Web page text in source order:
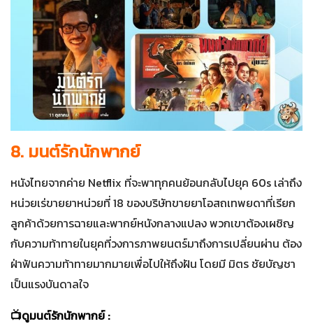
8. มนต์รักนักพากย์
หนังไทยจากค่าย Netflix ที่จะพาทุกคนย้อนกลับไปยุค 60s เล่าถึง
หน่วยเร่ขายยาหน่วยที่ 18 ของบริษัทขายยาโอสถเทพยดาที่เรียก
ลูกค้าด้วยการฉายและพากย์หนังกลางแปลง พวกเขาต้องเผชิญ
กับความท้าทายในยุคที่วงการภาพยนตร์มาถึงการเปลี่ยนผ่าน ต้อง
ฝ่าฟันความท้าทายมากมายเพื่อไปให้ถึงฝัน โดยมี มิตร ชัยบัญชา
เป็นแรงบันดาลใจ
📺ดูมนต์รักนักพากย์ :